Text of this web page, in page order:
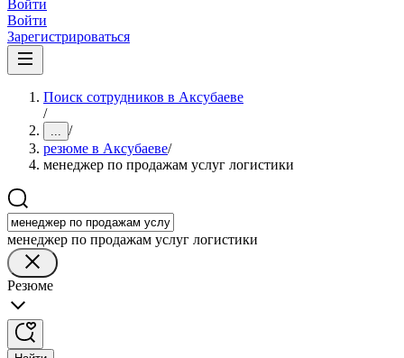
Войти
Войти
Зарегистрироваться
Поиск сотрудников в Аксубаеве
/
... /
резюме в Аксубаеве/
менеджер по продажам услуг логистики
менеджер по продажам услуг логистики
Резюме